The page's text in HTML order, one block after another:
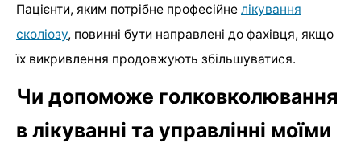
Пацієнти, яким потрібне професійне лікування
сколіозу, повинні бути направлені до фахівця, якщо
їх викривлення продовжують збільшуватися.
Чи допоможе голковколювання
в лікуванні та управлінні моїми